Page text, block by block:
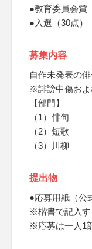
●教育委員会
●入選（30点
募集内容
自作未発表の
※誹謗中傷およ
【部門】
（1）俳句
（2）短歌
（3）川柳
提出物
●応募用紙（公
※楷書で記入す
※応募は一人1